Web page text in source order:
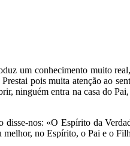
um conhecimento muito
pois muita atenção ao
ninguém entra na casa do
nos: «O Espírito da
no Espírito, o Pai e o